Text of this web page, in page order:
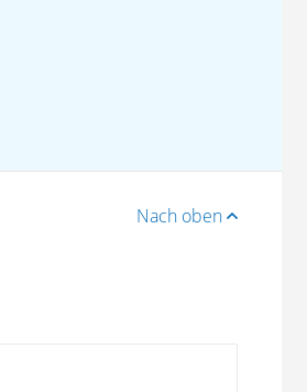
Nach oben